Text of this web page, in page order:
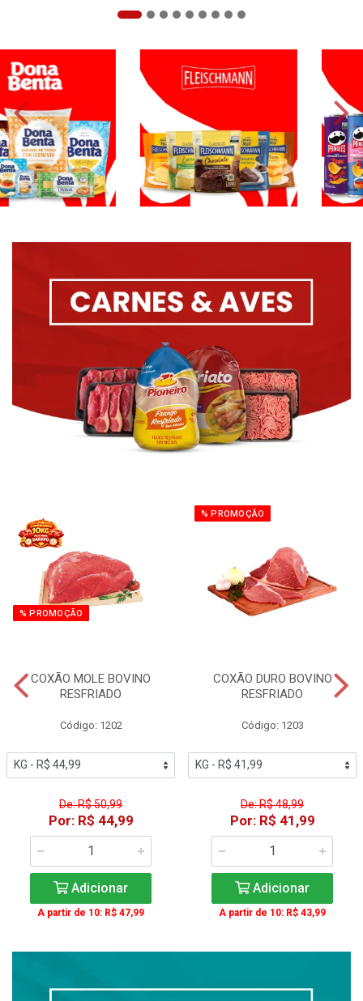
% PROMOÇÃO
COXÃO MOLE BOVINO
RESFRIADO
Código: 1202
De: R$ 50,99
Por: R$ 44,99
Adicionar
A partir de 10: R$ 47,99
% PROMOÇÃO
COXÃO DURO BOVINO
RESFRIADO
Código: 1203
De: R$ 48,99
Por: R$ 41,99
Adicionar
A partir de 10: R$ 43,99